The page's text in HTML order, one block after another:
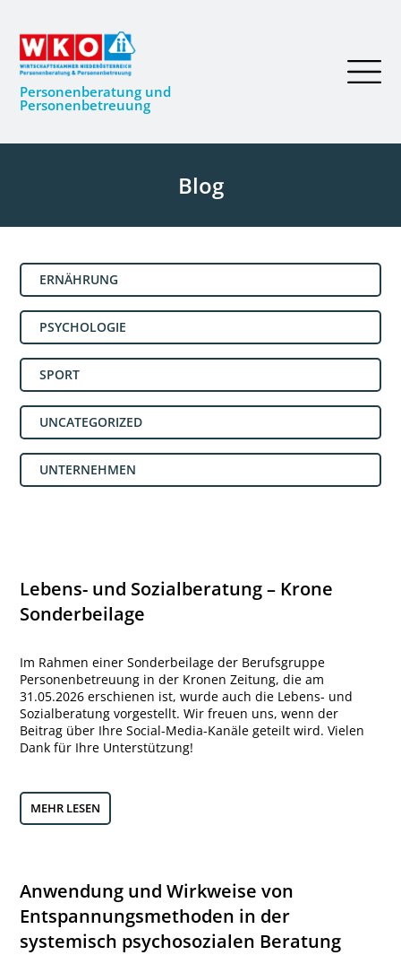
Personenberatung und
Personenbetreuung
Blog
ERNÄHRUNG
PSYCHOLOGIE
SPORT
UNCATEGORIZED
UNTERNEHMEN
Lebens- und Sozialberatung – Krone
Sonderbeilage
Im Rahmen einer Sonderbeilage der Berufsgruppe
Personenbetreuung in der Kronen Zeitung, die am
31.05.2026 erschienen ist, wurde auch die Lebens- und
Sozialberatung vorgestellt. Wir freuen uns, wenn der
Beitrag über Ihre Social-Media-Kanäle geteilt wird. Vielen
Dank für Ihre Unterstützung!
MEHR LESEN
Anwendung und Wirkweise von
Entspannungsmethoden in der
systemisch psychosozialen Beratung